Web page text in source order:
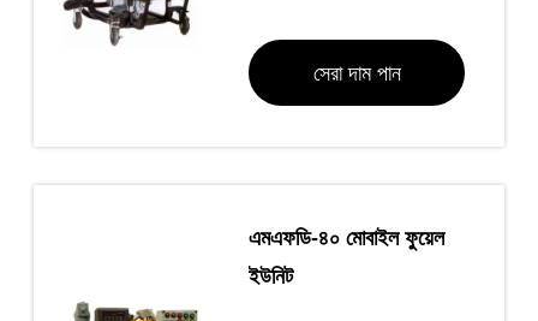
সেরা দাম পান
এমএফডি-৪০ মোবাইল ফুয়েল
ইউনিট